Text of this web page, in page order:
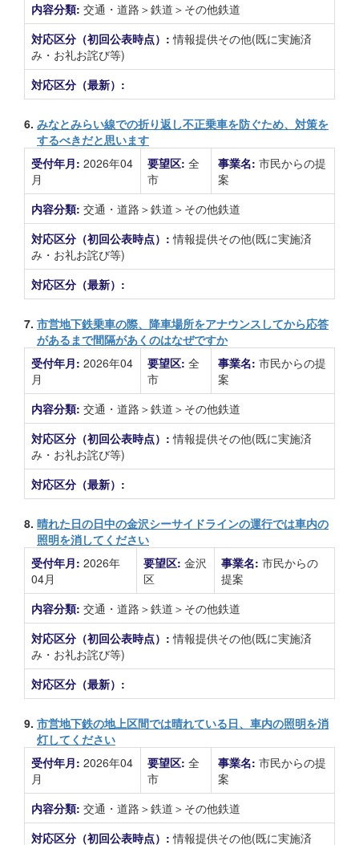
内容分類: 交通・道路＞鉄道＞その他鉄道
対応区分（初回公表時点）:情報提供その他(既に実施済
み・お礼お詫び等)
対応区分（最新）:
6. みなとみらい線での折り返し不正乗車を防ぐため、対策を
するべきだと思います
受付年月: 2026年04
月
要望区: 全
市
事業名: 市民からの提
案
内容分類: 交通・道路＞鉄道＞その他鉄道
対応区分（初回公表時点）:情報提供その他(既に実施済
み・お礼お詫び等)
対応区分（最新）:
7. 市営地下鉄乗車の際、降車場所をアナウンスしてから応答
があるまで間隔があくのはなぜですか
受付年月: 2026年04
月
要望区: 全
市
事業名: 市民からの提
案
内容分類: 交通・道路＞鉄道＞その他鉄道
対応区分（初回公表時点）:情報提供その他(既に実施済
み・お礼お詫び等)
対応区分（最新）:
8. 晴れた日の日中の金沢シーサイドラインの運行では車内の
照明を消してください
受付年月: 2026年
04月
要望区: 金沢
区
事業名: 市民からの
提案
内容分類: 交通・道路＞鉄道＞その他鉄道
対応区分（初回公表時点）:情報提供その他(既に実施済
み・お礼お詫び等)
対応区分（最新）:
9. 市営地下鉄の地上区間では晴れている日、車内の照明を消
灯してください
受付年月: 2026年04
月
要望区: 全
市
事業名: 市民からの提
案
内容分類: 交通・道路＞鉄道＞その他鉄道
対応区分（初回公表時点）:情報提供その他(既に実施済